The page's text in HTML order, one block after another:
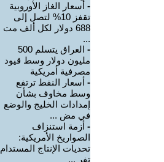
- أسعار الغاز الأوروبية
تقفز 10% لتصل إلى
688 دولار لكل ألف مت
...
-
العراق يتسلم 500
مليون دولار وسط قيود
مصرفية أمريكية
- أسعار النفط ترتفع
وسط مخاوف بشأن
إمدادات الخليج والوضع
في مض ...
- أزمة استنزاف
الصواريخ الأمريكية:
تحديات الإنتاج المستدام
تفر ...